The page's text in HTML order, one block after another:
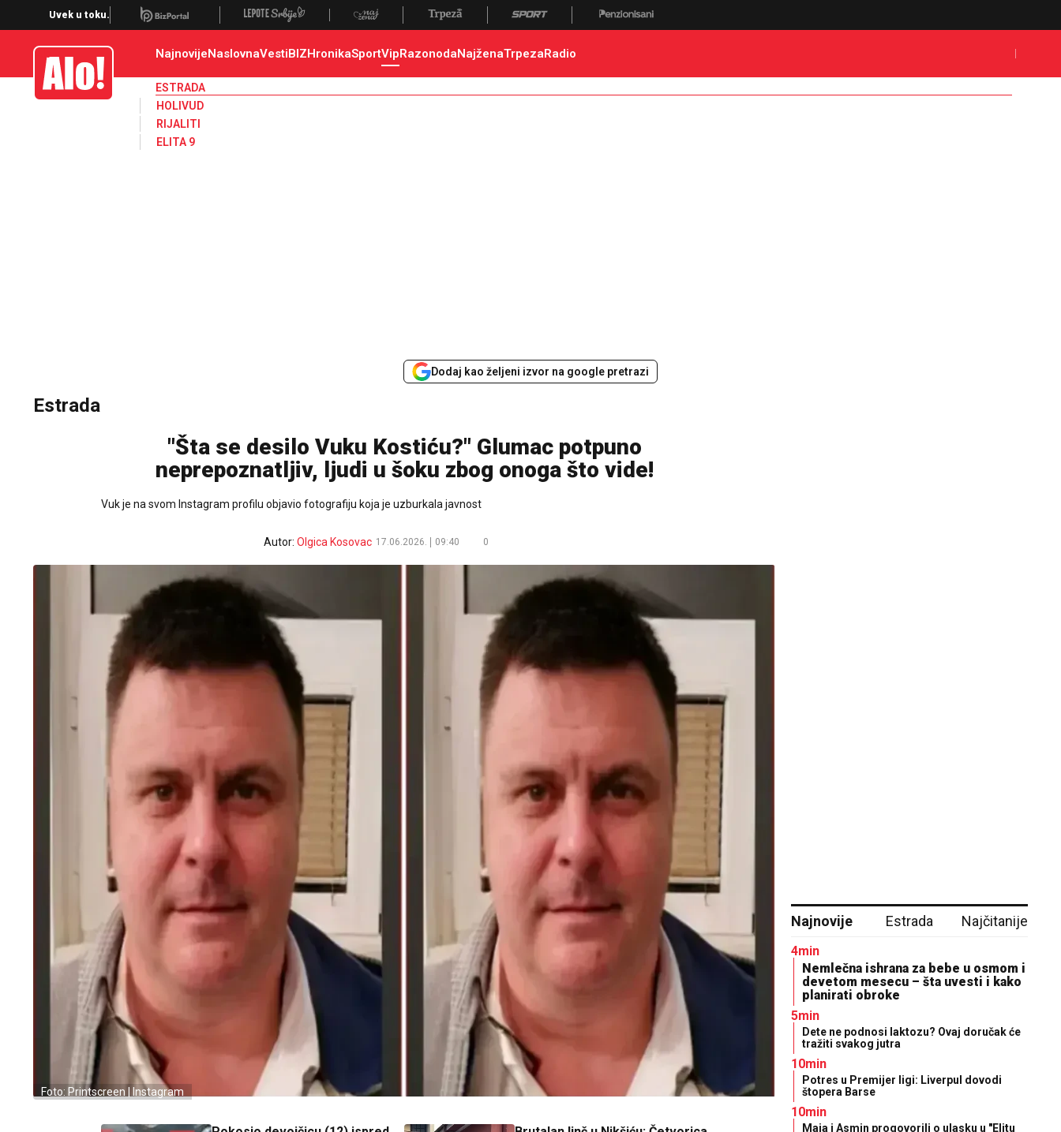
Uvek u toku.
Alo NajnovijeNaslovnaVestiBIZHronikaSportVipRazonodaNajženaTrpezaRadio
ESTRADA
HOLIVUD
RIJALITI
ELITA 9
Dodaj kao željeni izvor na google pretrazi
Estrada
"Šta se desilo Vuku Kostiću?" Glumac potpuno
neprepoznatljiv, ljudi u šoku zbog onoga što vide!
Vuk je na svom Instagram profilu objavio fotografiju koja je uzburkala javnost
Autor: Olgica Kosovac 17.06.2026. 09:40 0
Foto: Printscreen | Instagram
Najnovije Estrada Najčitanije
4min
Nemlečna ishrana za bebe u osmom i
devetom mesecu – šta uvesti i kako
planirati obroke
5min
Dete ne podnosi laktozu? Ovaj doručak će
tražiti svakog jutra
10min
Potres u Premijer ligi: Liverpul dovodi
štopera Barse
10min
Maja i Asmin progovorili o ulasku u "Elitu